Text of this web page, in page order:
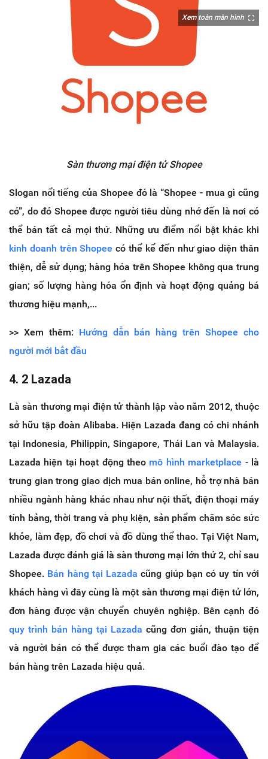
Xem toàn màn hình
Sàn thương mại điện tử Shopee
Slogan nổi tiếng của Shopee đó là “Shopee - mua gì cũng
có”, do đó Shopee được người tiêu dùng nhớ đến là nơi có
thể bán tất cả mọi thứ. Những ưu điểm nổi bật khác khi
kinh doanh trên Shopee có thể kể đến như giao diện thân
thiện, dễ sử dụng; hàng hóa trên Shopee không qua trung
gian; số lượng hàng hóa ổn định và hoạt động quảng bá
thương hiệu mạnh,...
>> Xem thêm: Hướng dẫn bán hàng trên Shopee cho
người mới bắt đầu
4. 2 Lazada
Là sàn thương mại điện tử thành lập vào năm 2012, thuộc
sở hữu tập đoàn Alibaba. Hiện Lazada đang có chi nhánh
tại Indonesia, Philippin, Singapore, Thái Lan và Malaysia.
Lazada hiện tại hoạt động theo mô hình marketplace - là
trung gian trong giao dịch mua bán online, hỗ trợ nhà bán
nhiều ngành hàng khác nhau như nội thất, điện thoại máy
tính bảng, thời trang và phụ kiện, sản phẩm chăm sóc sức
khỏe, làm đẹp, đồ chơi và đồ dùng thể thao. Tại Việt Nam,
Lazada được đánh giá là sàn thương mại lớn thứ 2, chỉ sau
Shopee. Bán hàng tại Lazada cũng giúp bạn có uy tín với
khách hàng vì đây cùng là một sàn thương mại điện tử lớn,
đơn hàng được vận chuyển chuyên nghiệp. Bên cạnh đó
quy trình bán hàng tại Lazada cũng đơn giản, thuận tiện
và người bán có thể được tham gia các buổi đào tạo để
bán hàng trên Lazada hiệu quả.